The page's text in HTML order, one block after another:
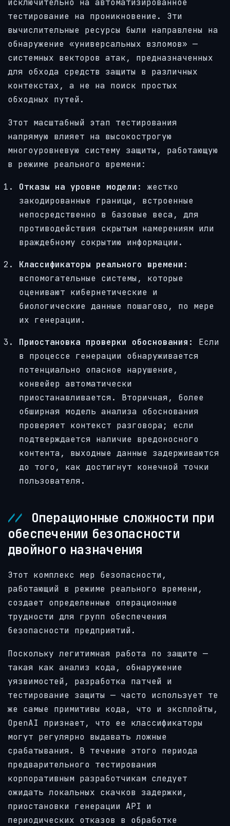
исключительно на автоматизированное
тестирование на проникновение. Эти
вычислительные ресурсы были направлены на
обнаружение «универсальных взломов» —
системных векторов атак, предназначенных
для обхода средств защиты в различных
контекстах, а не на поиск простых
обходных путей.
Этот масштабный этап тестирования
напрямую влияет на высокострогую
многоуровневую систему защиты, работающую
в режиме реального времени:
Отказы на уровне модели:
жестко
закодированные границы, встроенные
непосредственно в базовые веса, для
противодействия скрытым намерениям или
враждебному сокрытию информации.
Классификаторы реального времени:
вспомогательные системы, которые
оценивают кибернетические и
биологические данные пошагово, по мере
их генерации.
Приостановка проверки обоснования:
Если
в процессе генерации обнаруживается
потенциально опасное нарушение,
конвейер автоматически
приостанавливается. Вторичная, более
обширная модель анализа обоснования
проверяет контекст разговора; если
подтверждается наличие вредоносного
контента, выходные данные задерживаются
до того, как достигнут конечной точки
пользователя.
Операционные сложности при
обеспечении безопасности
двойного назначения
Этот комплекс мер безопасности,
работающий в режиме реального времени,
создает определенные операционные
трудности для групп обеспечения
безопасности предприятий.
Поскольку легитимная работа по защите —
такая как анализ кода, обнаружение
уязвимостей, разработка патчей и
тестирование защиты — часто использует те
же самые примитивы кода, что и эксплойты,
OpenAI признает, что ее классификаторы
могут регулярно выдавать ложные
срабатывания. В течение этого периода
предварительного тестирования
корпоративным разработчикам следует
ожидать локальных скачков задержки,
приостановки генерации API и
периодических отказов в обработке